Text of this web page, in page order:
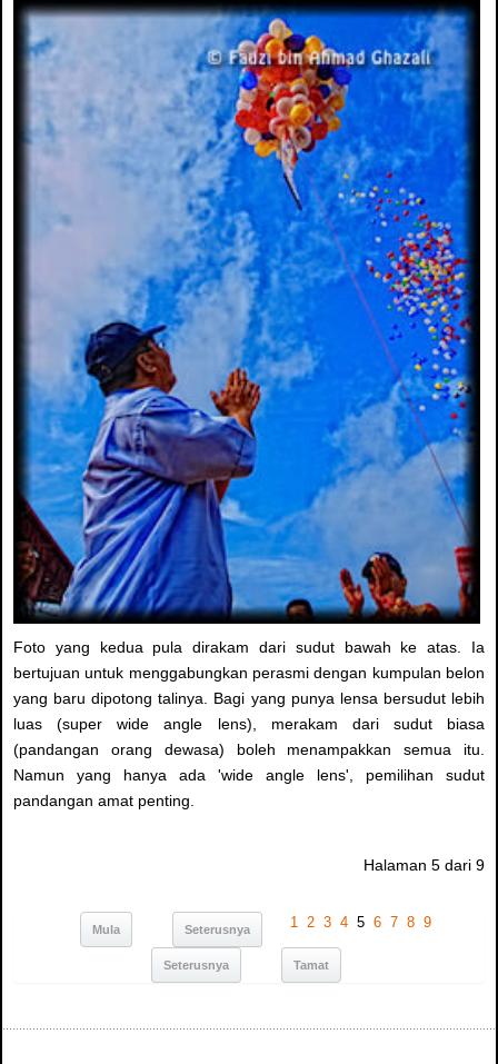
Foto yang kedua pula dirakam dari sudut bawah ke atas. Ia
bertujuan untuk menggabungkan perasmi dengan kumpulan belon
yang baru dipotong talinya. Bagi yang punya lensa bersudut lebih
luas (super wide angle lens), merakam dari sudut biasa
(pandangan orang dewasa) boleh menampakkan semua itu.
Namun yang hanya ada 'wide angle lens', pemilihan sudut
pandangan amat penting.
Halaman 5 dari 9
Mula Seterusnya 1 2 3 4 5 6 7 8 9
Seterusnya Tamat